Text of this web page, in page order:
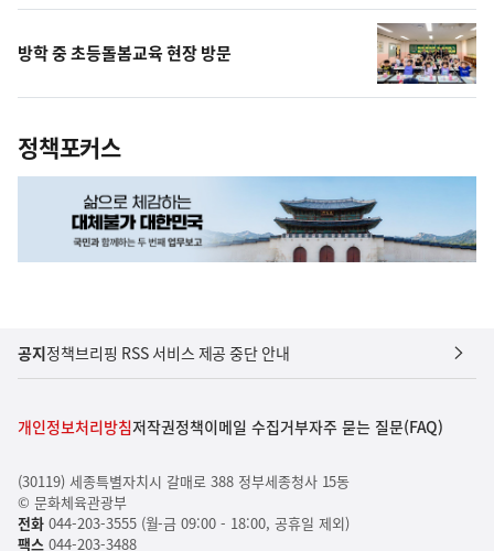
방학 중 초등돌봄교육 현장 방문
정책포커스
공지정책브리핑 RSS 서비스 제공 중단 안내
개인정보처리방침저작권정책이메일 수집거부자주 묻는 질문(FAQ)
(30119) 세종특별자치시 갈매로 388 정부세종청사 15동
© 문화체육관광부
전화044-203-3555 (월-금 09:00 - 18:00, 공휴일 제외)
팩스044-203-3488